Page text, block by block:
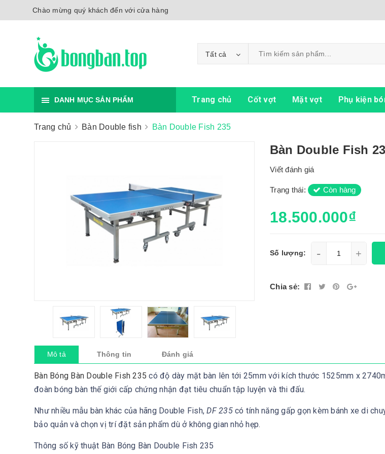
Chào mừng quý khách đến với cửa hàng
Tất cả
DANH MỤC SẢN PHẨM Trang chủ Cốt vợt Mặt vợt Phụ kiện
Trang chủ Bàn Double fish Bàn Double Fish 235
Bàn Double Fish
Viết đánh giá
Trạng thái: Còn hàng
18.500.000₫
Số lượng: - +
Chia sẻ:
Mô tả Thông tin Đánh giá
Bàn Bóng Bàn Double Fish 235 có độ dày mặt bàn lên tới 25mm với kích thước 1525mm x
đoàn bóng bàn thế giới cấp chứng nhận đạt tiêu chuẩn tập luyện và thi đấu.
Như nhiều mẫu bàn khác của hãng Double Fish,DF 235có tính năng gấp gọn kèm bánh xe di
bảo quản và chọn vị trí đặt sản phẩm dù ở không gian nhỏ hẹp.
Thông số kỹ thuật Bàn Bóng Bàn Double Fish 235